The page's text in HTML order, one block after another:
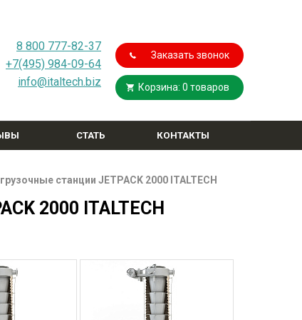
СТАТЬ КОНТАКТЫ
8 800 777-82-37
+7(495) 984-09-64
info@italtech.biz
Заказать звонок
Корзина: 0 товаров
станции JETPACK 2000 ITALTECH
2000 ITALTECH